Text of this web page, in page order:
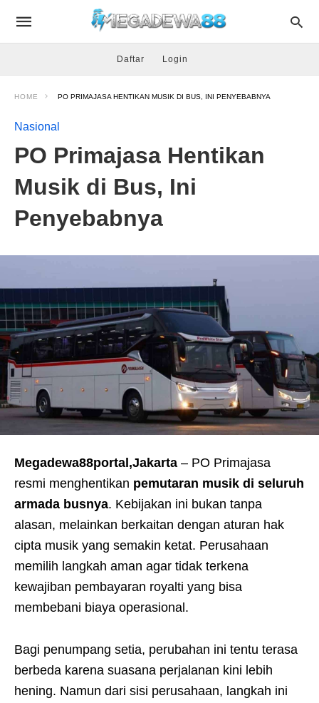
Daftar Login
HOME PO PRIMAJASA HENTIKAN MUSIK DI BUS, INI PENYEBABNYA
Nasional
PO Primajasa Hentikan
Musik di Bus, Ini
Penyebabnya
Megadewa88portal,Jakarta – PO Primajasa
resmi menghentikan pemutaran musik di seluruh
armada busnya. Kebijakan ini bukan tanpa
alasan, melainkan berkaitan dengan aturan hak
cipta musik yang semakin ketat. Perusahaan
memilih langkah aman agar tidak terkena
kewajiban pembayaran royalti yang bisa
membebani biaya operasional.
Bagi penumpang setia, perubahan ini tentu terasa
berbeda karena suasana perjalanan kini lebih
hening. Namun dari sisi perusahaan, langkah ini